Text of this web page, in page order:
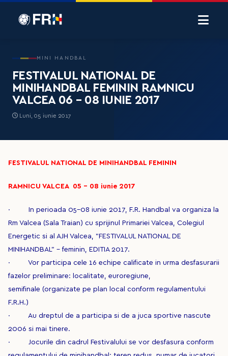
MINI HANDBAL
FESTIVALUL NATIONAL DE
MINIHANDBAL FEMININ RAMNICU
VALCEA 06 – 08 IUNIE 2017
Luni, 05 iunie 2017
FESTIVALUL NATIONAL DE MINIHANDBAL FEMININ
RAMNICU VALCEA 05 – 08 iunie 2017
· In perioada 05-08 iunie 2017, F.R. Handbal va organiza la
Rm Valcea (Sala Traian) cu sprijinul Primariei Valcea, Colegiul
Energetic si al AJH Valcea, ”FESTIVALUL NATIONAL DE
MINIHANDBAL” - feminin, EDITIA 2017.
· Vor participa cele 16 echipe calificate in urma desfasurarii
fazelor preliminare: localitate, euroregiune,
semifinale (organizate pe plan local conform regulamentului
F.R.H.)
· Au dreptul de a participa si de a juca sportive nascute
2006 si mai tinere.
· Jocurile din cadrul Festivalului se vor desfasura conform